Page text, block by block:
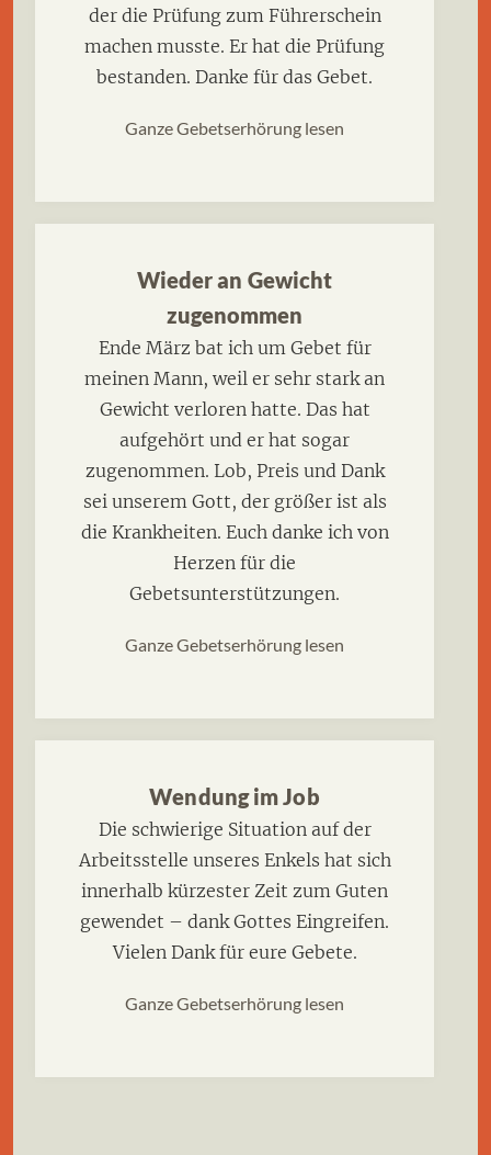
der die Prüfung zum Führerschein
machen musste. Er hat die Prüfung
bestanden. Danke für das Gebet.
Ganze Gebetserhörung lesen
Wieder an Gewicht
zugenommen
Ende März bat ich um Gebet für
meinen Mann, weil er sehr stark an
Gewicht verloren hatte. Das hat
aufgehört und er hat sogar
zugenommen. Lob, Preis und Dank
sei unserem Gott, der größer ist als
die Krankheiten. Euch danke ich von
Herzen für die
Gebetsunterstützungen.
Ganze Gebetserhörung lesen
Wendung im Job
Die schwierige Situation auf der
Arbeitsstelle unseres Enkels hat sich
innerhalb kürzester Zeit zum Guten
gewendet – dank Gottes Eingreifen.
Vielen Dank für eure Gebete.
Ganze Gebetserhörung lesen